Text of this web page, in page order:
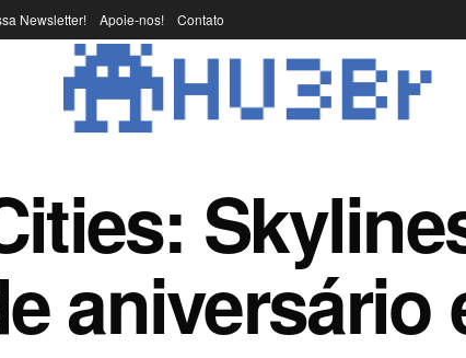
Newsletter! Apoie-nos! Contato
aniversário